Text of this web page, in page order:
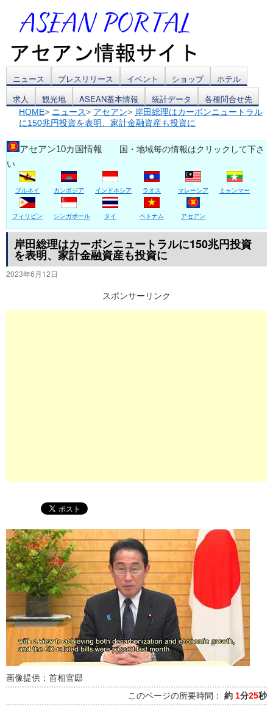
コ
ン
テ
ン
ツ
へ
ス
キ
ッ
ニュース プレスリリース イベント ショップ
ホテル
求人
観光地 ASEAN基本情報 統計データ 各種問合せ先
HOME> ニュース> アセアン> 岸田総理はカーボンニュートラル
に150兆円投資を表明、家計金融資産も投資に
アセアン10カ国情報 国・地域毎の情報はクリックして下さ
い
ブルネイ カンボジア インドネシア ラオス マレーシア ミャンマー
フィリピン シンガポール タイ ベトナム アセアン
岸田総理はカーボンニュートラルに150兆円投資
を表明、家計金融資産も投資に
2023年6月12日
スポンサーリンク
画像提供：首相官邸
このページの所要時間： 約 1分25秒